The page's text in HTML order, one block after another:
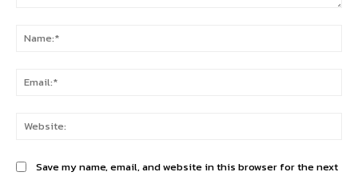
Save my name, email, and website in this browser for the next